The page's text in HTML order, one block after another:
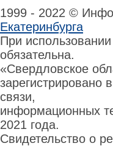
1999 - 2022 ©
Екатеринбурга
При
обязательна.
«Свердловское
зарегистрировано
связи,
информационных
2021 года.
Свидетельство о